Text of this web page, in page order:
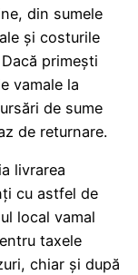
din sumele
și costurile
primești
vamale la
de sume
de returnare.
livrarea
cu astfel de
local vamal
taxele
chiar și după